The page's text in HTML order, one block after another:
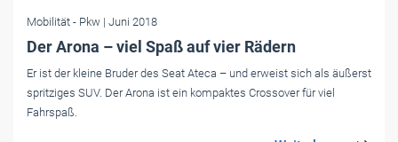
Mobilität - Pkw | Juni 2018
Der Arona – viel Spaß auf vier Rädern
Er ist der kleine Bruder des Seat Ateca – und erweist sich als äußerst
spritziges SUV. Der Arona ist ein kompaktes Crossover für viel
Fahrspaß.